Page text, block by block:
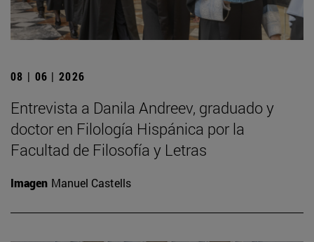
08 | 06 | 2026
Entrevista a Danila Andreev, graduado y
doctor en Filología Hispánica por la
Facultad de Filosofía y Letras
Imagen Manuel Castells